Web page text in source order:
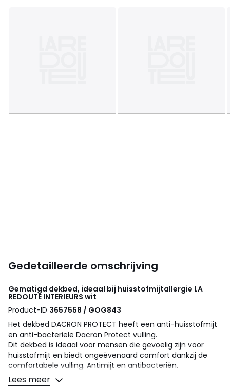
Gedetailleerde omschrijving
Gematigd dekbed, ideaal bij huisstofmijtallergie LA
REDOUTE INTERIEURS wit
Product-ID 3657558 / GOG843
Het dekbed DACRON PROTECT heeft een anti-huisstofmijt
en anti-bacteriële Dacron Protect vulling.
Dit dekbed is ideaal voor mensen die gevoelig zijn voor
huisstofmijt en biedt ongeëvenaard comfort dankzij de
comfortabele vulling. Antimijt en antibacteriën.
Een dekbed gemaakt in Frankrijk door La Redoute Intérieurs,
beddenspecialist en ontwerper.
Lees meer